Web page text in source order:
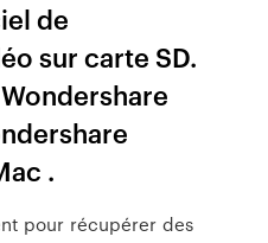
de
sur carte SD.
.
pour récupérer des